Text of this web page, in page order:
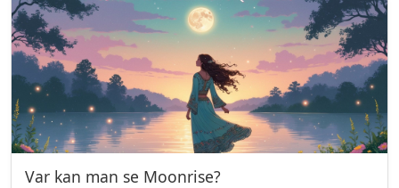
Var kan man se Moonrise?